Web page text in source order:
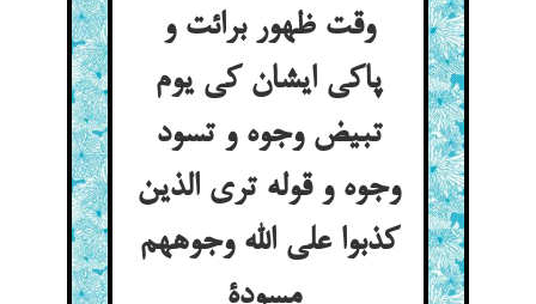
وقت ظهور برائت و
پاکی ایشان کی یوم
تبیض وجوه و تسود
وجوه و قوله تری الذین
کذبوا علی الله وجوههم